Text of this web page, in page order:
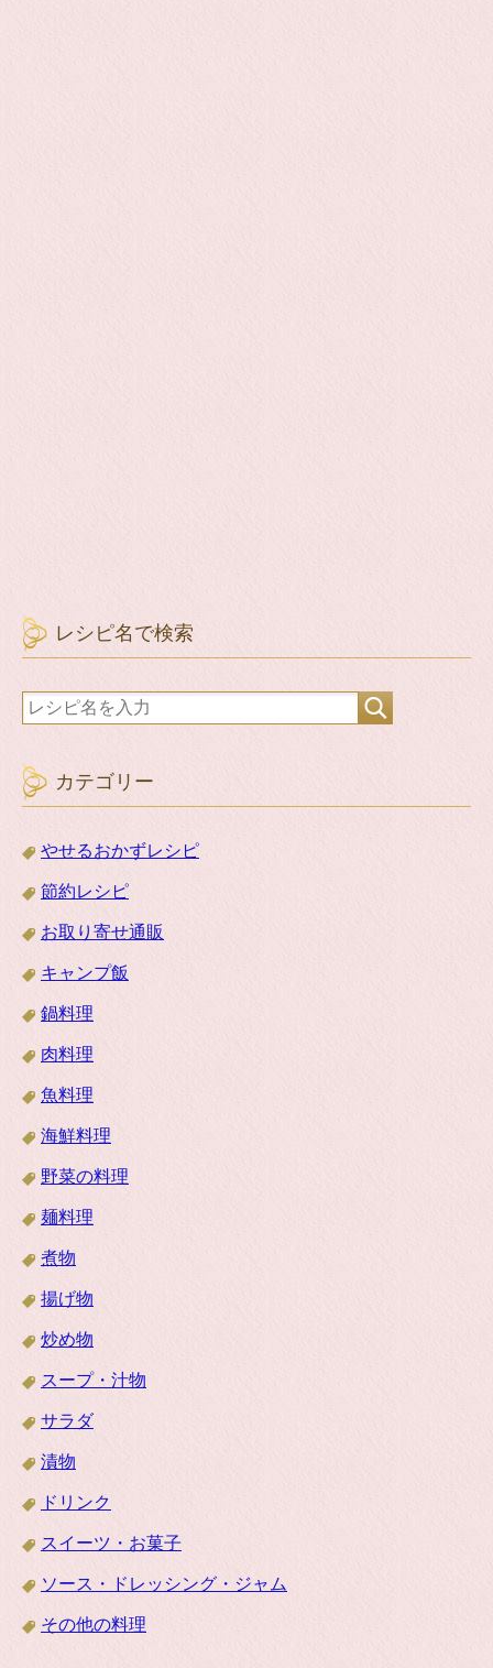
レシピ名で検索
カテゴリー
やせるおかずレシピ
節約レシピ
お取り寄せ通販
キャンプ飯
鍋料理
肉料理
魚料理
海鮮料理
野菜の料理
麺料理
煮物
揚げ物
炒め物
スープ・汁物
サラダ
漬物
ドリンク
スイーツ・お菓子
ソース・ドレッシング・ジャム
その他の料理